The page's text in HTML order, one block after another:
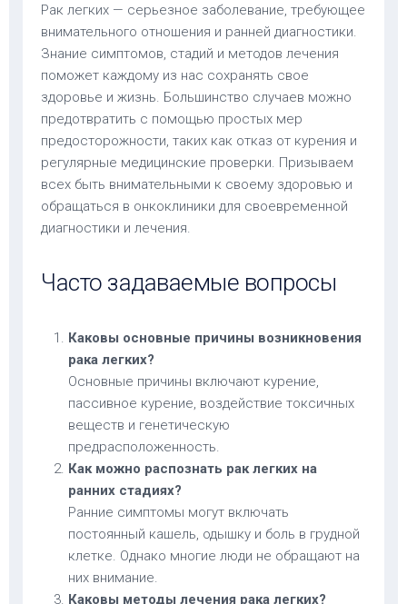
Рак легких — серьезное заболевание, требующее
внимательного отношения и ранней диагностики.
Знание симптомов, стадий и методов лечения
поможет каждому из нас сохранять свое
здоровье и жизнь. Большинство случаев можно
предотвратить с помощью простых мер
предосторожности, таких как отказ от курения и
регулярные медицинские проверки. Призываем
всех быть внимательными к своему здоровью и
обращаться в онкоклиники для своевременной
диагностики и лечения.
Часто задаваемые вопросы
Каковы основные причины возникновения
рака легких?
Основные причины включают курение,
пассивное курение, воздействие токсичных
веществ и генетическую
предрасположенность.
Как можно распознать рак легких на
ранних стадиях?
Ранние симптомы могут включать
постоянный кашель, одышку и боль в грудной
клетке. Однако многие люди не обращают на
них внимание.
Каковы методы лечения рака легких?